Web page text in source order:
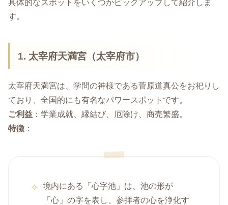
具体的なスポットをいくつかピックアップして紹介しま
す。
1. 太宰府天満宮（太宰府市）
太宰府天満宮は、学問の神様である菅原道真公をお祀りし
ており、全国的にも有名なパワースポットです。
ご利益 ：学業成就、縁結び、厄除け、商売繁盛。
特徴 ：
境内にある「心字池」は、池の形が
「心」の字を表し、参拝者の心を浄化す